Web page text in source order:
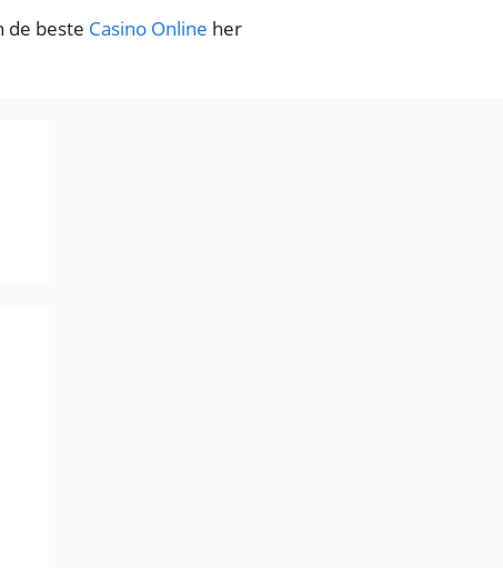
de beste Casino Online her